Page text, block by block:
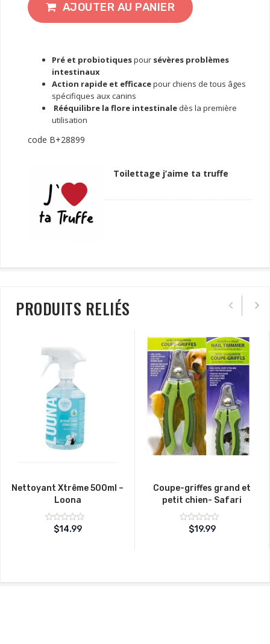
AJOUTER AU PANIER
Pré et probiotiquespour sévères problèmes
intestinaux
Action rapide et efficacepour chiens de tous âges
spécifiques aux canins
Rééquilibre la flore intestinale dès la première
utilisation
code B+28899
Toilettage j’aime ta truffe
PRODUITS RELIÉS
Nettoyant Xtrême 500ml –
Loona
Note
sur
$14.99
Coupe-griffes grand et
petit chien- Safari
Note
sur
$19.99